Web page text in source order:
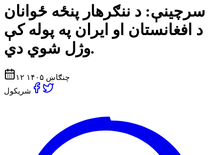
سرچينې: د ننګرهار پنځه ځوانان
د افغانستان او ايران په پوله کې
وژل شوي دي.
۱۲ چنګاښ ۱۴۰۵
شریکول